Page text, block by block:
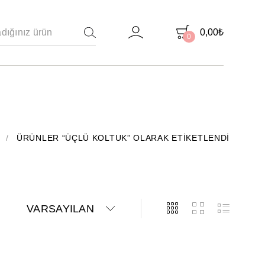
0 0,00₺
/ ÜRÜNLER “ÜÇLÜ KOLTUK” OLARAK ETIKETLENDI
VARSAYILAN